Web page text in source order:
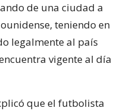
de una ciudad a
teniendo en
legalmente al país
vigente al día
que el futbolista